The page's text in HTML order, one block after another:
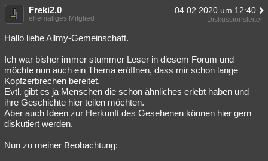
Menschen Mystery Kriminalfälle
Spiritualität Verschwörungen
Natur Umfragen Unterhaltung
weitere Rubriken
Philosophie Träume Orte Esoterik Literatur
Astronomie Helpdesk Gruppen Gaming Filme
Musik Clash Verbesserungen
Freki2.0 04.02.2020 um 12:40
ehemaliges Mitglied Diskussionsleiter
Hallo liebe Allmy-Gemeinschaft.
Ich war bisher immer stummer Leser in diesem Forum und
möchte nun auch ein Thema eröffnen, dass mir schon lange
Kopfzerbrechen bereitet.
Evtl. gibt es ja Menschen die schon ähnliches erlebt haben und
ihre Geschichte hier teilen möchten.
Aber auch Ideen zur Herkunft des Gesehenen können hier gern
diskutiert werden.
Nun zu meiner Beobachtung: